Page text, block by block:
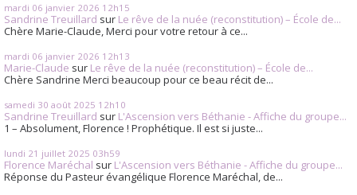
mardi 06 janvier 2026 12h15
Sandrine Treuillard sur Le rêve de la nuée (reconstitution) – École de...
Chère Marie-Claude, Merci pour votre retour à ce...
mardi 06 janvier 2026 12h13
Marie-Claude sur Le rêve de la nuée (reconstitution) – École de...
Chère Sandrine Merci beaucoup pour ce beau récit de...
samedi 30 août 2025 12h10
Sandrine Treuillard sur L'Ascension vers Béthanie - Affiche du groupe...
1 – Absolument, Florence ! Prophétique. Il est si juste...
lundi 21 juillet 2025 03h59
Florence Maréchal sur L'Ascension vers Béthanie - Affiche du groupe...
Réponse du Pasteur évangélique Florence Maréchal, de...